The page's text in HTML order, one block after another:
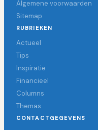
Algemene voorwaarden
Sitemap
RUBRIEKEN
Actueel
Tips
Inspiratie
Financieel
Columns
Themas
CONTACTGEGEVENS